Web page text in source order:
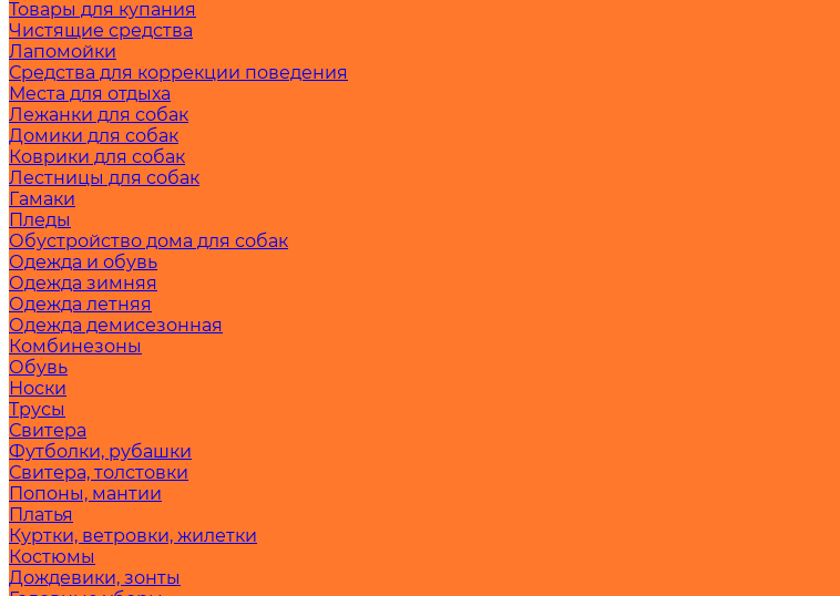
Товары для купания
Чистящие средства
Лапомойки
Средства для коррекции поведения
Места для отдыха
Лежанки для собак
Домики для собак
Коврики для собак
Лестницы для собак
Гамаки
Пледы
Обустройство дома для собак
Одежда и обувь
Одежда зимняя
Одежда летняя
Одежда демисезонная
Комбинезоны
Обувь
Носки
Трусы
Свитера
Футболки, рубашки
Свитера, толстовки
Попоны, мантии
Платья
Куртки, ветровки, жилетки
Костюмы
Дождевики, зонты